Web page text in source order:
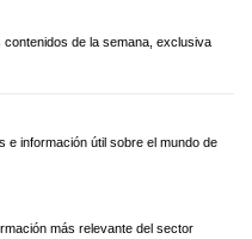
de la semana, exclusiva
e información útil sobre el mundo de
más relevante del sector